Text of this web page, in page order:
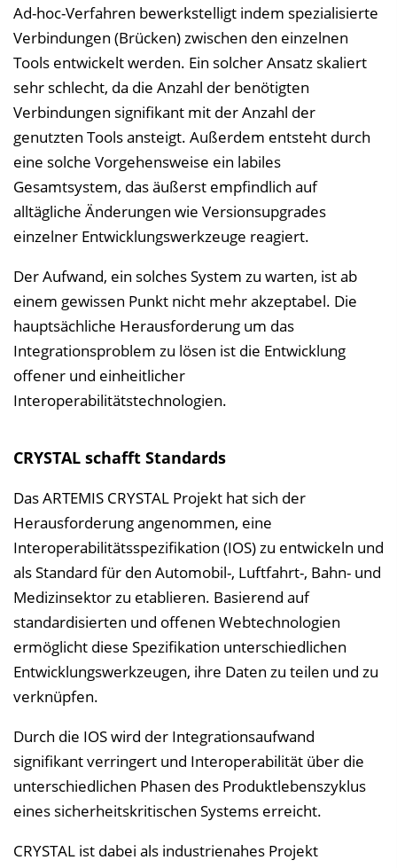
Ad-hoc-Verfahren bewerkstelligt indem spezialisierte
Verbindungen (Brücken) zwischen den einzelnen
Tools entwickelt werden. Ein solcher Ansatz skaliert
sehr schlecht, da die Anzahl der benötigten
Verbindungen signifikant mit der Anzahl der
genutzten Tools ansteigt. Außerdem entsteht durch
eine solche Vorgehensweise ein labiles
Gesamtsystem, das äußerst empfindlich auf
alltägliche Änderungen wie Versionsupgrades
einzelner Entwicklungswerkzeuge reagiert.
Der Aufwand, ein solches System zu warten, ist ab
einem gewissen Punkt nicht mehr akzeptabel. Die
hauptsächliche Herausforderung um das
Integrationsproblem zu lösen ist die Entwicklung
offener und einheitlicher
Interoperabilitätstechnologien.
CRYSTAL schafft Standards
Das ARTEMIS CRYSTAL Projekt hat sich der
Herausforderung angenommen, eine
Interoperabilitätsspezifikation (IOS) zu entwickeln und
als Standard für den Automobil-, Luftfahrt-, Bahn- und
Medizinsektor zu etablieren. Basierend auf
standardisierten und offenen Webtechnologien
ermöglicht diese Spezifikation unterschiedlichen
Entwicklungswerkzeugen, ihre Daten zu teilen und zu
verknüpfen.
Durch die IOS wird der Integrationsaufwand
signifikant verringert und Interoperabilität über die
unterschiedlichen Phasen des Produktlebenszyklus
eines sicherheitskritischen Systems erreicht.
CRYSTAL ist dabei als industrienahes Projekt